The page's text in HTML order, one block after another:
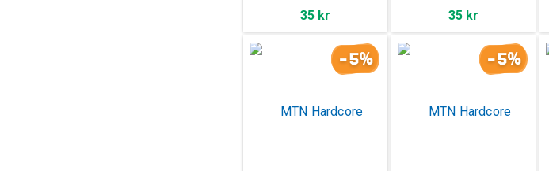
35 kr 35 kr
-5% -5%